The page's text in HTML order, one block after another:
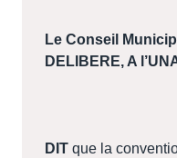
Le Conseil
DELIBERE, A
DIT que la